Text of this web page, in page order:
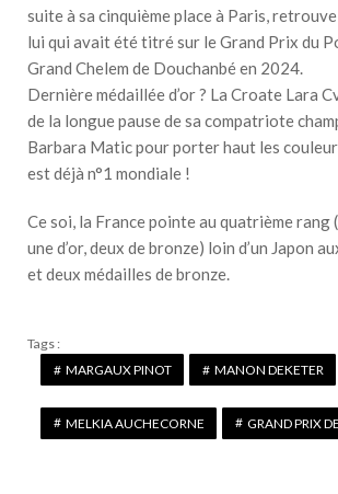
suite à sa cinquième place à Paris, retrouve
lui qui avait été titré sur le Grand Prix du
Grand Chelem de Douchanbé en 2024.
Dernière médaillée d’or ? La Croate Lara
de la longue pause de sa compatriote
Barbara Matic pour porter haut les
est déjà n°1 mondiale !
Ce soi, la France pointe au quatrième rang
une d’or, deux de bronze) loin d’un Japon
et deux médailles de bronze.
Tags :
MARGAUX PINOT
MANON DEKETER
MELKIA AUCHECORNE GRAND PRIX